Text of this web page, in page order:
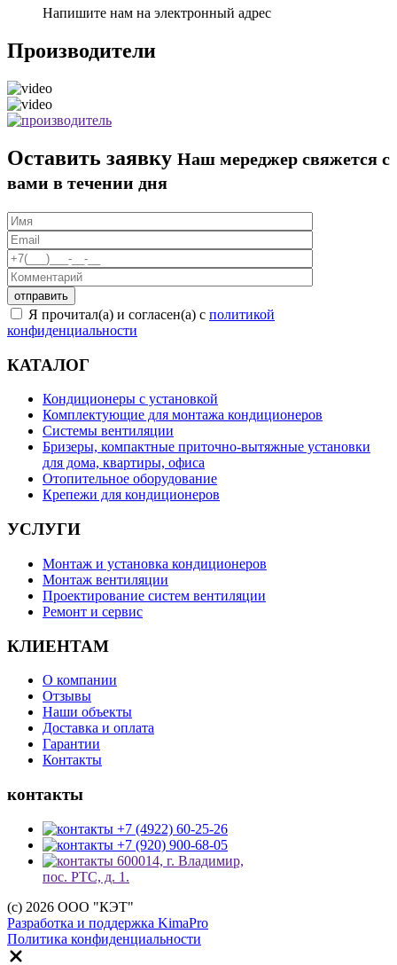
Напишите нам на электронный адрес
Производители
Оставить заявку Наш мереджер свяжется с
вами в течении дня
Я прочитал(а) и согласен(а) с политикой
конфиденциальности
КАТАЛОГ
Кондиционеры с установкой
Комплектующие для монтажа кондиционеров
Системы вентиляции
Бризеры, компактные приточно-вытяжные установки
для дома, квартиры, офиса
Отопительное оборудование
Крепежи для кондиционеров
УСЛУГИ
Монтаж и установка кондиционеров
Монтаж вентиляции
Проектирование систем вентиляции
Ремонт и сервис
КЛИЕНТАМ
О компании
Отзывы
Наши объекты
Доставка и оплата
Гарантии
Контакты
контакты
+7 (4922) 60-25-26
+7 (920) 900-68-05
600014, г. Владимир,
пос. РТС, д. 1.
(c) 2026 ООО "КЭТ"
Разработка и поддержка KimaPro
Политика конфиденциальности